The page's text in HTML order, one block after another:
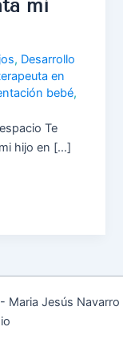
mi
, Desarrollo
en
bebé,
Te
hijo en […]
Jesús Navarro